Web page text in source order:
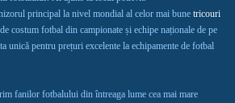
principal la nivel mondial al celor mai bune tricouri
costum fotbal din campionate și echipe naționale de pe
unică pentru prețuri excelente la echipamente de fotbal
fanilor fotbalului din întreaga lume cea mai mare